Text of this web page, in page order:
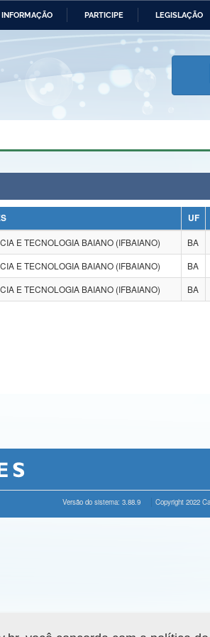
PARTICIPE LEGISLAÇÃO
Ministério da Economia
e dos Direitos Humanos
Planalto
UF
E TECNOLOGIA BAIANO (IFBAIANO) BA
E TECNOLOGIA BAIANO (IFBAIANO) BA
E TECNOLOGIA BAIANO (IFBAIANO) BA
Versão do sistema: 3.88.9 Copyright 2022